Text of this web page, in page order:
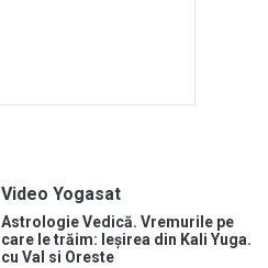
Video Yogasat
Astrologie Vedică. Vremurile pe
care le trăim: Ieșirea din Kali Yuga.
cu Val si Oreste